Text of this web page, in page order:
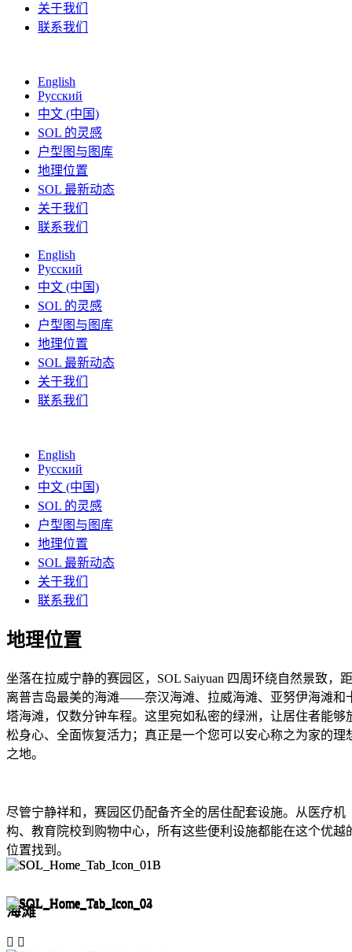
关于我们
联系我们
English
Русский
中文 (中国)
SOL 的灵感
户型图与图库
地理位置
SOL 最新动态
关于我们
联系我们
English
Русский
中文 (中国)
SOL 的灵感
户型图与图库
地理位置
SOL 最新动态
关于我们
联系我们
English
Русский
中文 (中国)
SOL 的灵感
户型图与图库
地理位置
SOL 最新动态
关于我们
联系我们
地理位置
坐落在拉威宁静的赛园区，SOL Saiyuan 四周环绕自然景致，距
离普吉岛最美的海滩——奈汉海滩、拉威海滩、亚努伊海滩和
塔海滩，仅数分钟车程。这里宛如私密的绿洲，让居住者能够
松身心、全面恢复活力；真正是一个您可以安心称之为家的理
之地。
尽管宁静祥和，赛园区仍配备齐全的居住配套设施。从医疗机
构、教育院校到购物中心，所有这些便利设施都能在这个优越
位置找到。
海滩